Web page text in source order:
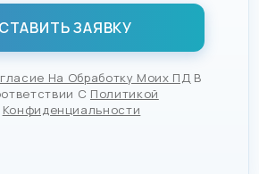
На Обработку Моих ПД В
С Политикой
Конфиденциальности